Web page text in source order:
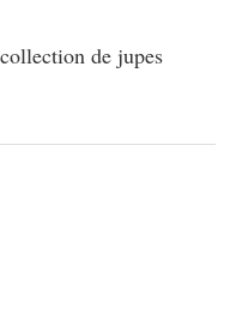
de jupes